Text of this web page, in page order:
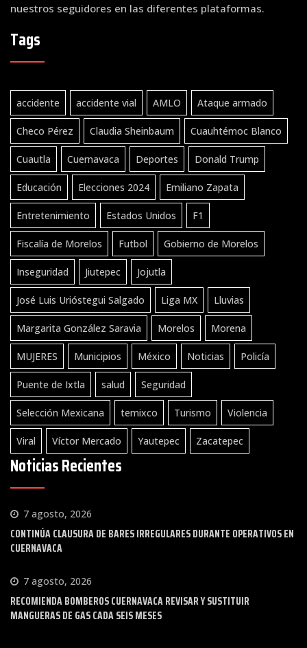
nuestros seguidores en las diferentes plataformas.
Tags
accidente accidente vial AMLO Ataque armado
Checo Pérez Claudia Sheinbaum Cuauhtémoc Blanco
Cuautla Cuernavaca Deportes Donald Trump
Educación Elecciones 2024 Emiliano Zapata
Entretenimiento Estados Unidos F1
Fiscalía de Morelos Futbol Gobierno de Morelos
Inseguridad Jiutepec Jojutla
José Luis Urióstegui Salgado Liga MX Lluvias
Margarita González Saravia Morelos Morena
MUJERES Municipios México Noticias Policía
Puente de Ixtla salud Seguridad
Selección Mexicana temixco Turismo Violencia
Viral Víctor Mercado Yautepec Zacatepec
Noticias Recientes
7 agosto, 2026
CONTINÚA CLAUSURA DE BARES IRREGULARES DURANTE OPERATIVOS EN
CUERNAVACA
7 agosto, 2026
RECOMIENDA BOMBEROS CUERNAVACA REVISAR Y SUSTITUIR
MANGUERAS DE GAS CADA SEIS MESES